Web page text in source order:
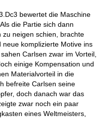
bewertet die Maschine
die Partie sich dann
zu neigen schien, brachte
komplizierte Motive ins
Carlsen zwar im Vorteil,
einige Kompensation und
Materialvorteil in die
befreite Carlsen seine
doch danach war das
zwar noch ein paar
eines Weltmeisters,